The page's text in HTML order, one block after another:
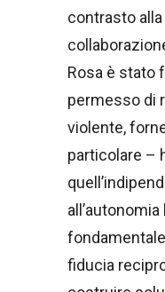
contrasto
Rosa è stato
permesso di
violente,
particolare –
fiducia